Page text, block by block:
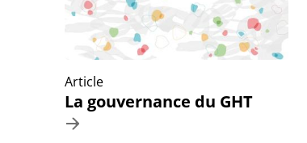
Article
La gouvernance du GHT